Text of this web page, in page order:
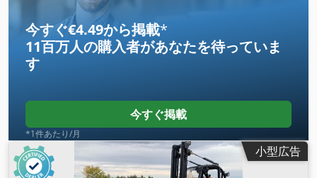
今すぐ€4.49から掲載*
11百万人の購入者があなたを待っていま
す
今すぐ掲載
*1件あたり/月
小型広告